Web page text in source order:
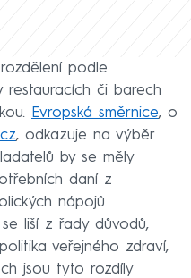
podle
restauracích či barech
Evropská směrnice, o
, odkazuje na výběr
by se měly
daní z
nápojů
liší z řady důvodů,
veřejného zdraví,
jsou tyto rozdíly